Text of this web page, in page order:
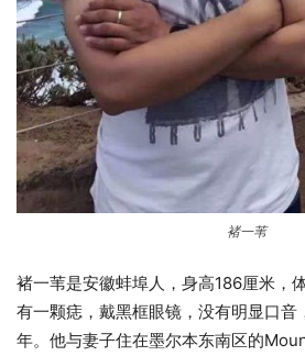
褚一苇
褚一苇是安徽蚌埠人，身高186厘米，
有一颗痣，戴黑框眼镜，没有明显口
年。他与妻子住在墨尔本东南区的